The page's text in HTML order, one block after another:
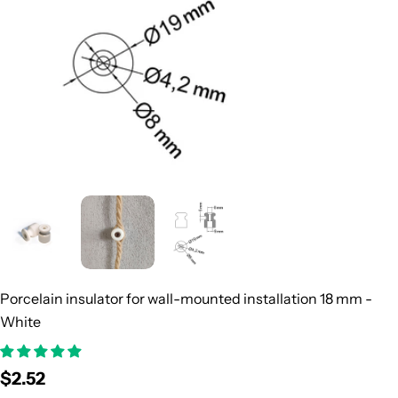
Porcelain insulator for wall-mounted installation 18 mm -
White
Regular
$2.52